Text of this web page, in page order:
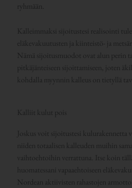
ryhmään.
Kalleimmaksi sijoitustesi realisointi
eläkevakuutusten ja kiinteistö- ja
Nämä sijoitusmuodot ovat alun perin
pitkäjänteiseen sijoittamiseen, joten
kohdalla myynnin kalleus on tietyllä
Kalliit kulut pois
Joskus voit sijoitustesi kulurakennetta
niiden totaalisen kalleuden muihin
vaihtoehtoihin verrattuna. Itse koin
huomatessani vapaaehtoiseen
Nordean aktiivisten rahastojen